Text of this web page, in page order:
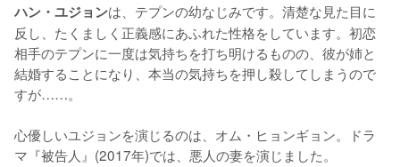
ハン・ユジョンは、テプンの幼なじみです。清楚な見た目に
反し、たくましく正義感にあふれた性格をしています。初恋
相手のテプンに一度は気持ちを打ち明けるものの、彼が姉と
結婚することになり、本当の気持ちを押し殺してしまうので
すが……。
心優しいユジョンを演じるのは、オム・ヒョンギョン。ドラ
マ『被告人』(2017年)では、悪人の妻を演じました。